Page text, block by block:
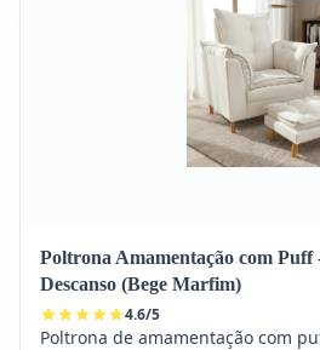
Poltrona Amamentação com
Descanso (Bege Marfim)
4.6/5
Poltrona de amamentação com